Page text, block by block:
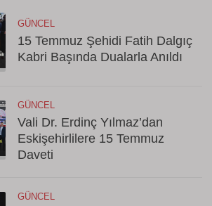
GÜNCEL
15 Temmuz Şehidi Fatih Dalgıç
Kabri Başında Dualarla Anıldı
GÜNCEL
Vali Dr. Erdinç Yılmaz’dan
Eskişehirlilere 15 Temmuz
Daveti
GÜNCEL